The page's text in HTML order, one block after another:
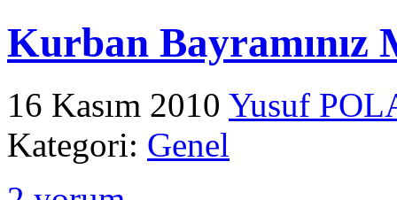
Kurban Bayramınız
16 Kasım 2010 Yusuf
Kategori: Genel